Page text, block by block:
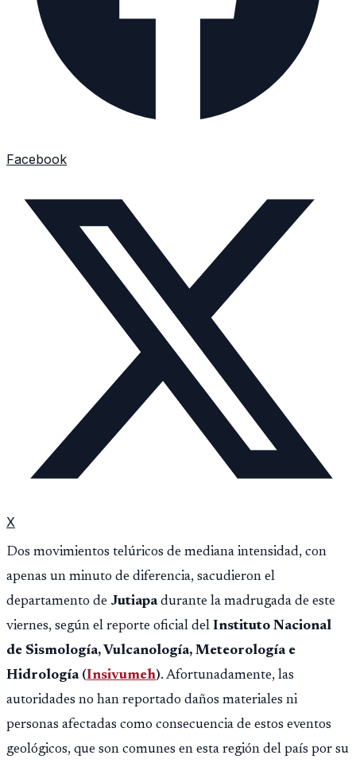
Facebook
X
Dos movimientos telúricos de mediana intensidad, con
apenas un minuto de diferencia, sacudieron el
departamento de Jutiapadurante la madrugada de este
viernes, según el reporte oficial del Instituto Nacional
de Sismología, Vulcanología, Meteorología e
Hidrología (Insivumeh). Afortunadamente, las
autoridades no han reportado daños materiales ni
personas afectadas como consecuencia de estos eventos
geológicos, que son comunes en esta región del país por su